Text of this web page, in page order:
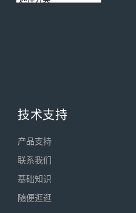
技术支持
产品支持
联系我们
基础知识
随便逛逛